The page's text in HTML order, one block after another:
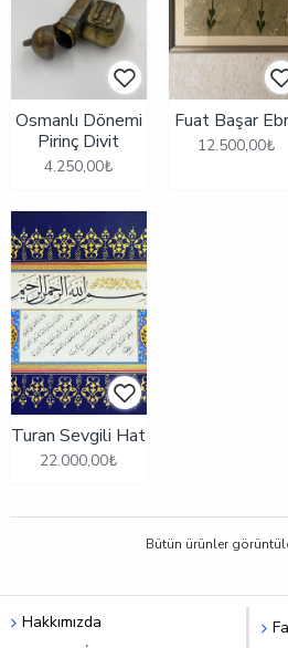
Osmanlı Dönemi
Pirinç Divit
4.250,00₺
Fuat Başar
12.500,00₺
Turan Sevgili Hat
22.000,00₺
Bütün ürünler
Hakkımızda